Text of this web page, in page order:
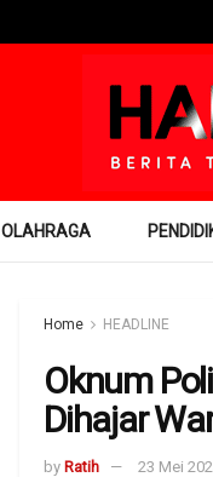
OLAHRAGA
Home HEADLINE
Oknum
Dihajar
by Ratih 23 Mei